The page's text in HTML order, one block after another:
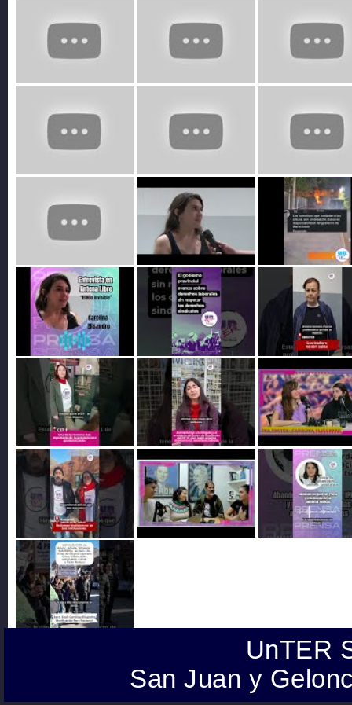
UnTER
San Juan y